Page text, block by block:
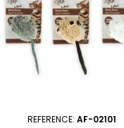
REFERENCE: AF-02101